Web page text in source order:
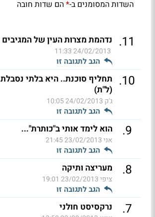
השדות המסומנים ב-*הם שדות חובה
11
. נדהמת מצרות העין של המגיבים
24/02/2013 11:33
הגב לתגובה זו
10
. תחליף סוכנת.. היא בלתי נסבלת
(ל"ת)
ג'ק 24/02/2013 10:05
הגב לתגובה זו
9
. הוא לימד אותי ב"כותרת"...
אני23/02/2013 21:45
הגב לתגובה זו
8
. מעריצה ותיקה
ציפי23/02/2013 19:01
הגב לתגובה זו
7
. נרקסיסט חולני